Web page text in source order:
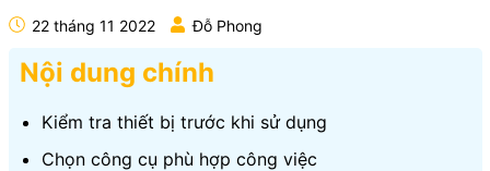
22 tháng 11 2022 Đỗ Phong
Nội dung chính
Kiểm tra thiết bị trước khi sử dụng
Chọn công cụ phù hợp công việc